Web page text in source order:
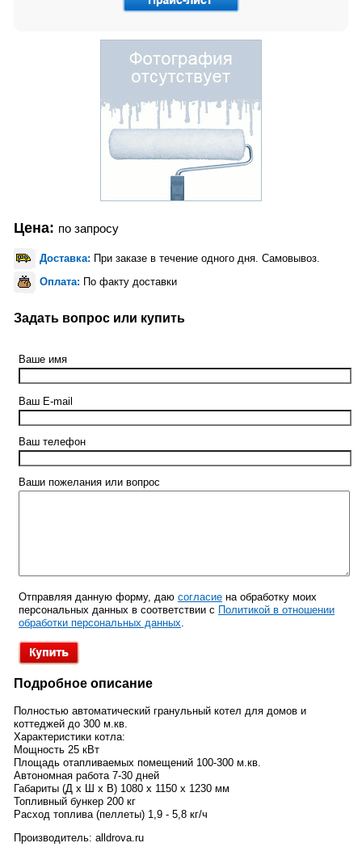
Цена: по запросу
Доставка: При заказе в течение одного дня. Самовывоз.
Оплата: По факту доставки
Задать вопрос или купить
Ваше имя
Ваш E-mail
Ваш телефон
Ваши пожелания или вопрос
Отправляя данную форму, даю согласие на обработку моих
персональных данных в соответствии с Политикой в отношении
обработки персональных данных
Подробное описание
Полностью автоматический гранульный котел для домов и
коттеджей до 300 м.кв.
Характеристики котла:
Мощность 25 кВт
Площадь отапливаемых помещений 100-300 м.кв.
Автономная работа 7-30 дней
Габариты (Д х Ш х В) 1080 х 1150 х 1230 мм
Топливный бункер 200 кг
Расход топлива (пеллеты) 1,9 - 5,8 кг/ч
Производитель: alldrova.ru